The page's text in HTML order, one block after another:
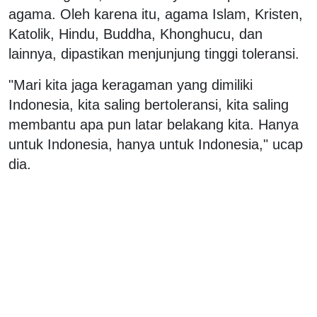
agama. Oleh karena itu, agama Islam, Kristen,
Katolik, Hindu, Buddha, Khonghucu, dan
lainnya, dipastikan menjunjung tinggi toleransi.
"Mari kita jaga keragaman yang dimiliki
Indonesia, kita saling bertoleransi, kita saling
membantu apa pun latar belakang kita. Hanya
untuk Indonesia, hanya untuk Indonesia," ucap
dia.